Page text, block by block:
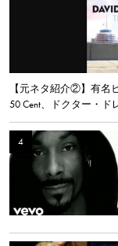
【元ネタ紹介②】有名
50 Cent、ドクター・ド